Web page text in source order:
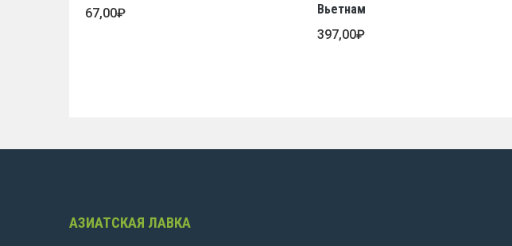
67,00₽
Вьетнам
397,00₽
АЗИАТСКАЯ ЛАВКА